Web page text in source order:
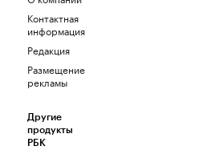
Контактная
информация
Редакция
Размещение
рекламы
Другие
продукты
РБК